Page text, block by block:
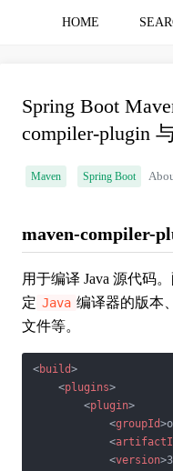
HOME
Spring Boot
compiler-plugin
Maven Spring Boot
maven-compiler-
用于编译 Java 源代码
定 Java 编译器的版本
文件等。
<build>
<plugins>
<plugin>
<groupId>
<
<version>